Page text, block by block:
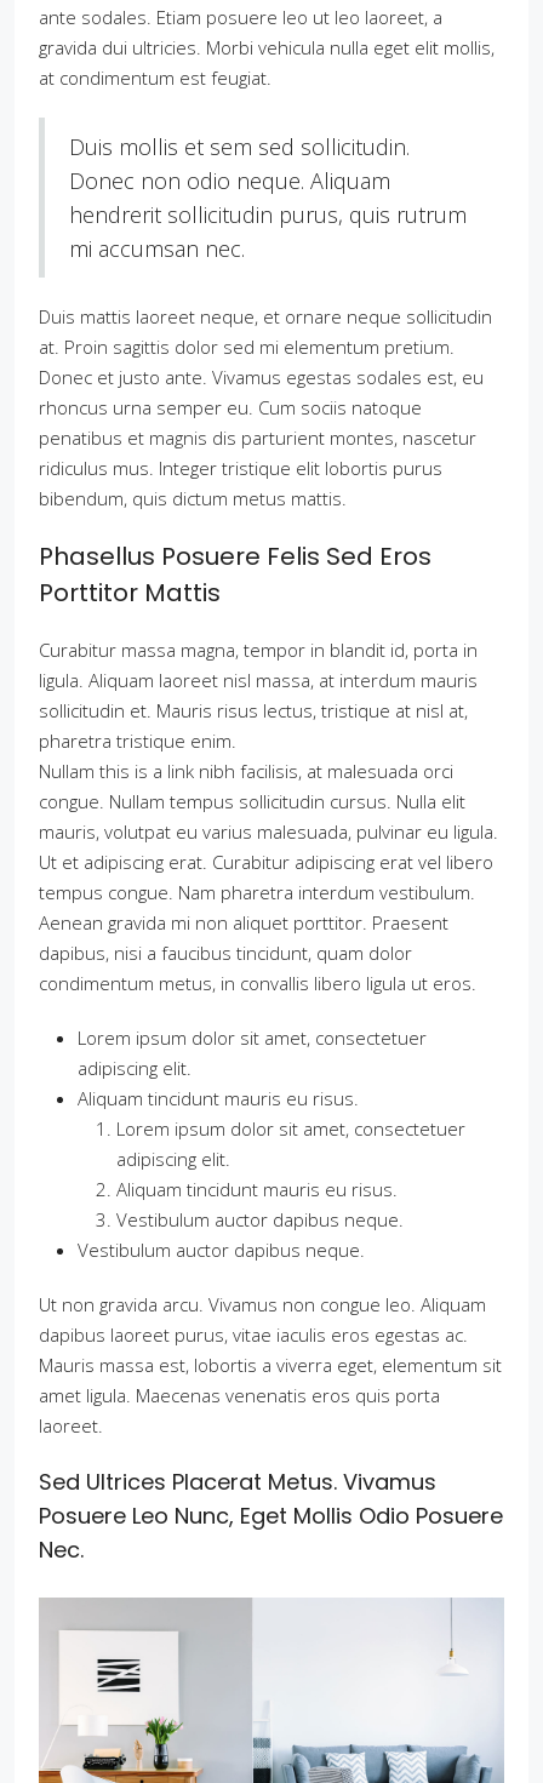
ante sodales. Etiam posuere leo ut leo laoreet, a
gravida dui ultricies. Morbi vehicula nulla eget elit mollis,
at condimentum est feugiat.
Duis mollis et sem sed sollicitudin.
Donec non odio neque. Aliquam
hendrerit sollicitudin purus, quis rutrum
mi accumsan nec.
Duis mattis laoreet neque, et ornare neque sollicitudin
at. Proin sagittis dolor sed mi elementum pretium.
Donec et justo ante. Vivamus egestas sodales est, eu
rhoncus urna semper eu. Cum sociis natoque
penatibus et magnis dis parturient montes, nascetur
ridiculus mus. Integer tristique elit lobortis purus
bibendum, quis dictum metus mattis.
Phasellus Posuere Felis Sed Eros
Porttitor Mattis
Curabitur massa magna, tempor in blandit id, porta in
ligula. Aliquam laoreet nisl massa, at interdum mauris
sollicitudin et. Mauris risus lectus, tristique at nisl at,
pharetra tristique enim.
Nullam this is a link nibh facilisis, at malesuada orci
congue. Nullam tempus sollicitudin cursus. Nulla elit
mauris, volutpat eu varius malesuada, pulvinar eu ligula.
Ut et adipiscing erat. Curabitur adipiscing erat vel libero
tempus congue. Nam pharetra interdum vestibulum.
Aenean gravida mi non aliquet porttitor. Praesent
dapibus, nisi a faucibus tincidunt, quam dolor
condimentum metus, in convallis libero ligula ut eros.
Lorem ipsum dolor sit amet, consectetuer
adipiscing elit.
Aliquam tincidunt mauris eu risus.
Lorem ipsum dolor sit amet, consectetuer
adipiscing elit.
Aliquam tincidunt mauris eu risus.
Vestibulum auctor dapibus neque.
Vestibulum auctor dapibus neque.
Ut non gravida arcu. Vivamus non congue leo. Aliquam
dapibus laoreet purus, vitae iaculis eros egestas ac.
Mauris massa est, lobortis a viverra eget, elementum sit
amet ligula. Maecenas venenatis eros quis porta
laoreet.
Sed Ultrices Placerat Metus. Vivamus
Posuere Leo Nunc, Eget Mollis Odio Posuere
Nec.